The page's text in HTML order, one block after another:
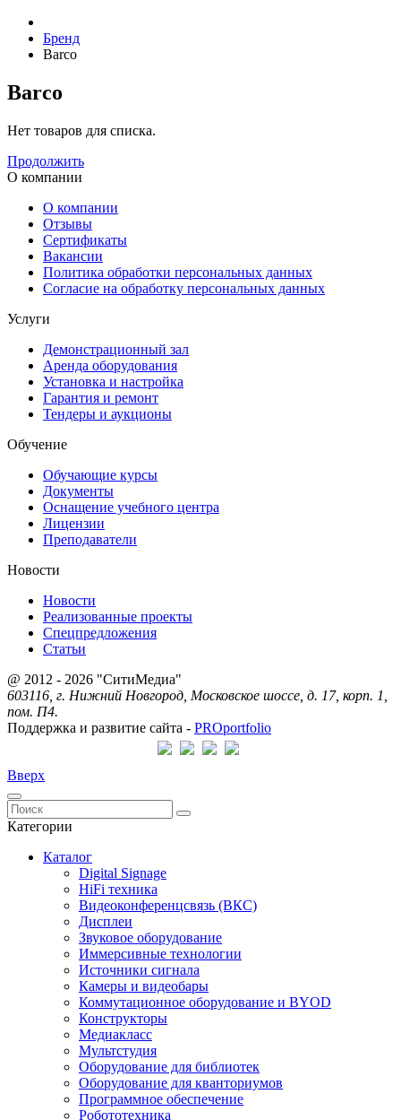
Бренд
Barco
Barco
Нет товаров для списка.
Продолжить
О компании
О компании
Отзывы
Сертификаты
Вакансии
Политика обработки персональных данных
Согласие на обработку персональных данных
Услуги
Демонстрационный зал
Аренда оборудования
Установка и настройка
Гарантия и ремонт
Тендеры и аукционы
Обучение
Обучающие курсы
Документы
Оснащение учебного центра
Лицензии
Преподаватели
Новости
Новости
Реализованные проекты
Спецпредложения
Статьи
@ 2012 - 2026 "СитиМедиа"
603116, г. Нижний Новгород, Московское шоссе, д. 17, корп. 1,
пом. П4.
Поддержка и развитие сайта - PROportfolio
Вверх
Категории
Каталог
Digital Signage
HiFi техника
Видеоконференцсвязь (ВКС)
Дисплеи
Звуковое оборудование
Иммерсивные технологии
Источники сигнала
Камеры и видеобары
Коммутационное оборудование и BYOD
Конструкторы
Медиакласс
Мультстудия
Оборудование для библиотек
Оборудование для кванториумов
Программное обеспечение
Робототехника